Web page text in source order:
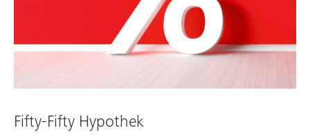
Fifty-Fifty Hypothek